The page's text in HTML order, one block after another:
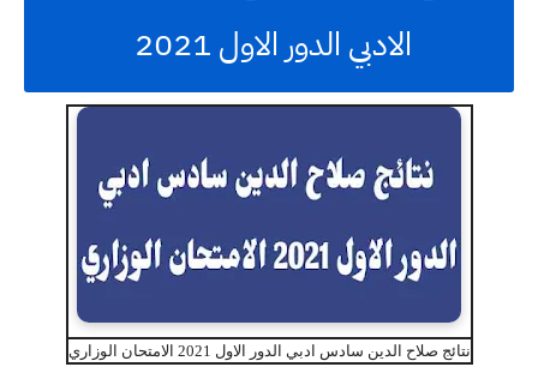
الادبي الدور الاول 2021
نتائج صلاح الدين سادس ادبي الدور الاول 2021 الامتحان الوزاري